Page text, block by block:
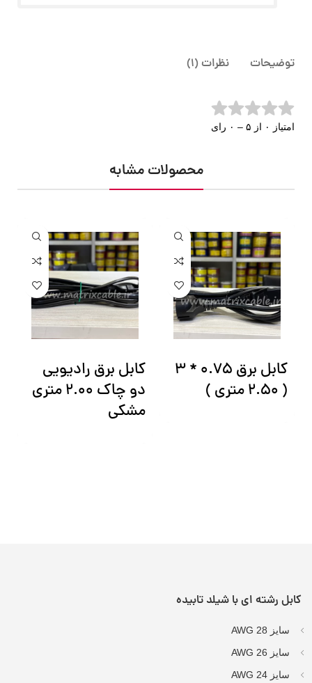
توضیحات نظرات (1)
امتیاز ۰ از ۵ – ۰ رای
محصولات مشابه
کابل برق 0.75 * 3
( 2.50 متری )
کابل برق رادیویی
دو چاک 2.00 متری
مشکی
کابل رشته ای با شیلد تابیده
سایز AWG 28
سایز AWG 26
سایز AWG 24